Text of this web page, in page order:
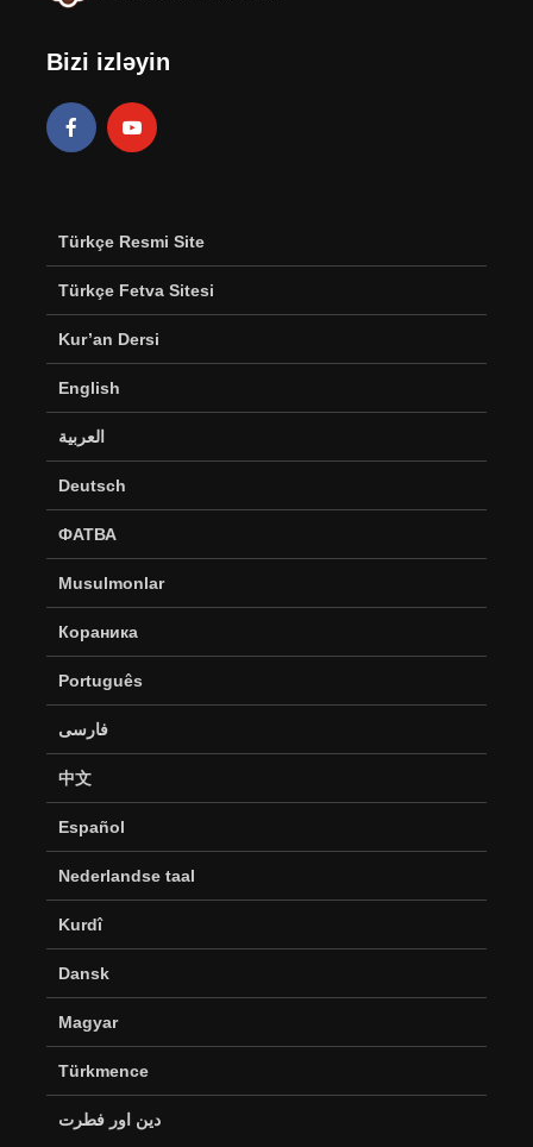
Bizi izləyin
Türkçe Resmi Site
Türkçe Fetva Sitesi
Kur’an Dersi
English
العربية
Deutsch
ФАТВА
Musulmonlar
Кораника
Português
فارسی
中文
Español
Nederlandse taal
Kurdî
Dansk
Magyar
Türkmence
دین اور فطرت